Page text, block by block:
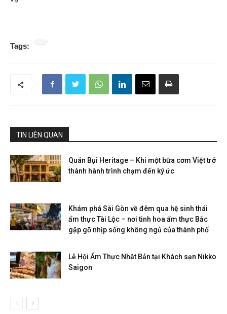
Tags:
TIN LIÊN QUAN
Quán Bụi Heritage – Khi một bữa cơm Việt trở
thành hành trình chạm đến ký ức
Khám phá Sài Gòn về đêm qua hệ sinh thái
ẩm thực Tài Lộc – nơi tinh hoa ẩm thực Bắc
gặp gỡ nhịp sống không ngủ của thành phố
Lễ Hội Ẩm Thực Nhật Bản tại Khách sạn Nikko
Saigon